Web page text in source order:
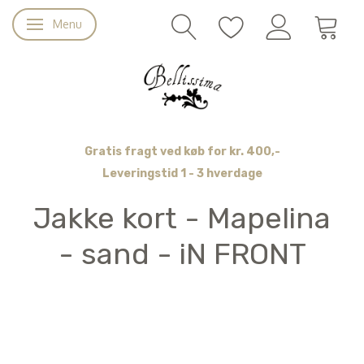
Skifte navigation
Menu
Gratis fragt ved køb for kr. 400,-
Leveringstid 1 - 3 hverdage
Jakke kort - Mapelina
- sand - iN FRONT